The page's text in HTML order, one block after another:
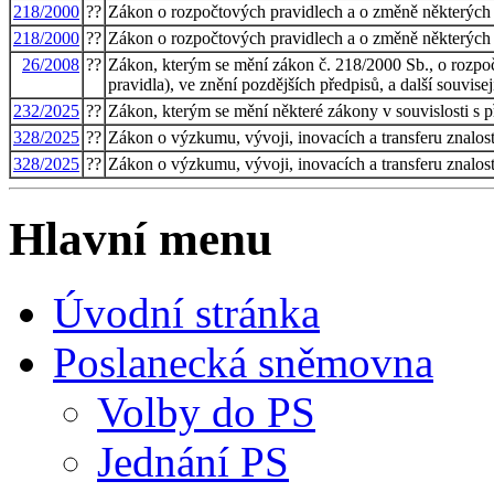
218/2000 ?? Zákon o rozpočtových pravidlech a o změně
218/2000 ?? Zákon o rozpočtových pravidlech a o změně
26/2008 ?? Zákon, kterým se mění zákon č. 218/2000 Sb., o
pravidla), ve znění pozdějších předpisů, a další
232/2025 ?? Zákon, kterým se mění některé zákony v souvislosti
328/2025 ?? Zákon o výzkumu, vývoji, inovacích a transferu
328/2025 ?? Zákon o výzkumu, vývoji, inovacích a transferu
Hlavní menu
Úvodní stránka
Poslanecká sněmovna
Volby do PS
Jednání PS